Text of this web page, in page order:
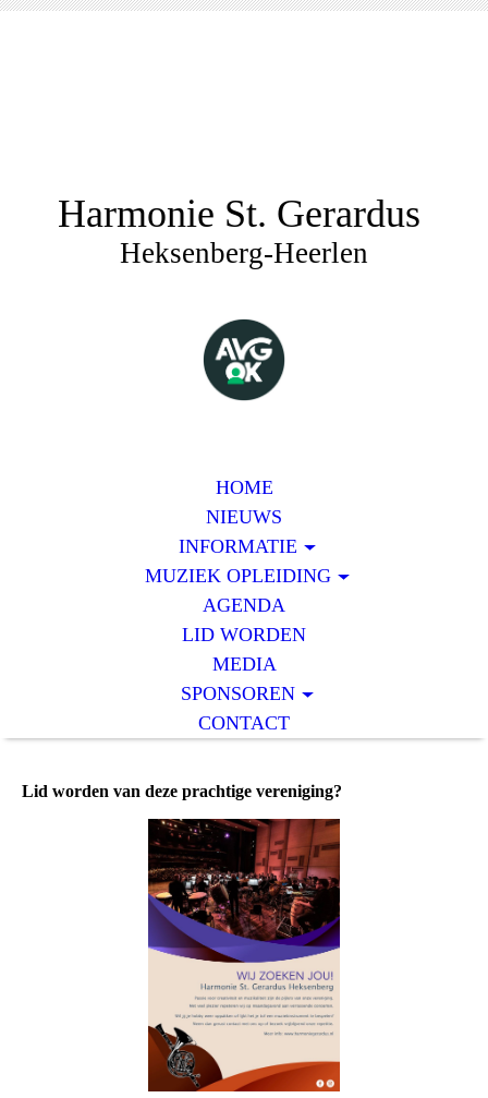
Harmonie St. Gerardus
Heksenberg-Heerlen
HOME
NIEUWS
INFORMATIE
MUZIEK OPLEIDING
AGENDA
LID WORDEN
MEDIA
SPONSOREN
CONTACT
Lid worden van deze prachtige vereniging?